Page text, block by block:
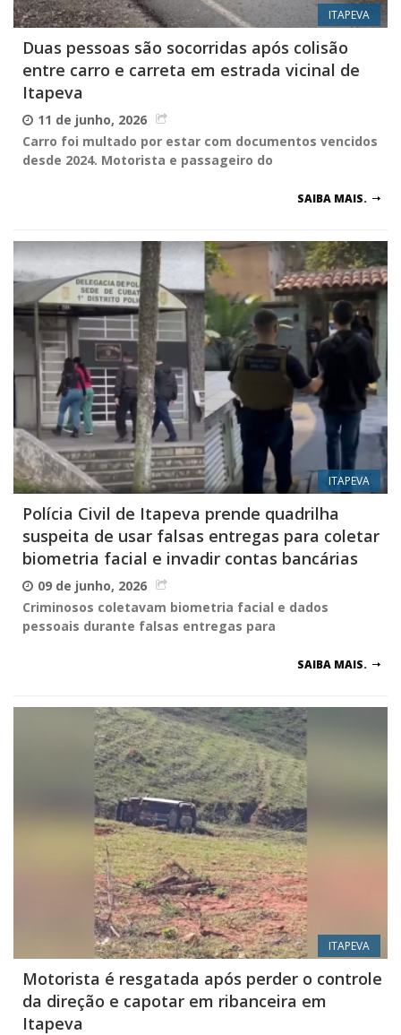
ITAPEVA
Duas pessoas são socorridas após colisão
entre carro e carreta em estrada vicinal de
Itapeva
11 de junho, 2026
Carro foi multado por estar com documentos vencidos
desde 2024. Motorista e passageiro do
SAIBA MAIS.
ITAPEVA
Polícia Civil de Itapeva prende quadrilha
suspeita de usar falsas entregas para coletar
biometria facial e invadir contas bancárias
09 de junho, 2026
Criminosos coletavam biometria facial e dados
pessoais durante falsas entregas para
SAIBA MAIS.
ITAPEVA
Motorista é resgatada após perder o controle
da direção e capotar em ribanceira em
Itapeva